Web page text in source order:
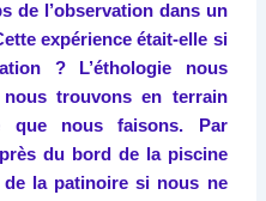
de l’observation dans un
expérience était-elle si
? L’éthologie nous
trouvons en terrain
que nous faisons. Par
du bord de la piscine
la patinoire si nous ne